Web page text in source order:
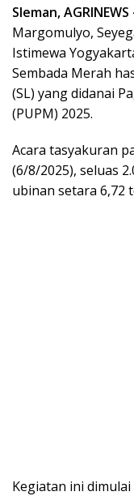
Sleman, AGRINEWS
Margomulyo,
Istimewa
Sembada Merah
(SL) yang didanai
(PUPM) 2025.
Acara tasyakuran
(6/8/2025), seluas
ubinan setara 6,72
Kegiatan ini